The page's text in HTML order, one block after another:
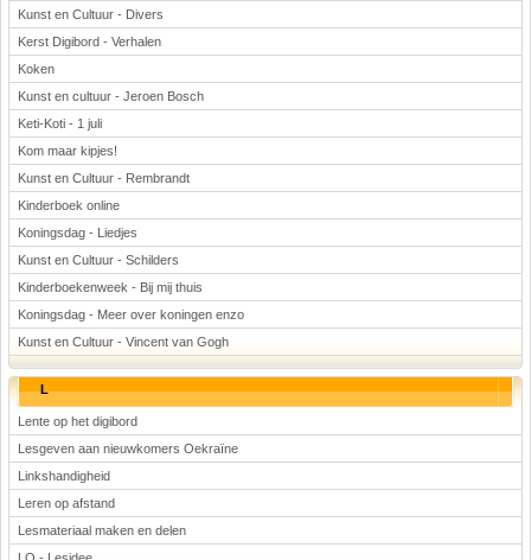
Kunst en Cultuur - Divers
Kerst Digibord - Verhalen
Koken
Kunst en cultuur - Jeroen Bosch
Keti-Koti - 1 juli
Kom maar kipjes!
Kunst en Cultuur - Rembrandt
Kinderboek online
Koningsdag - Liedjes
Kunst en Cultuur - Schilders
Kinderboekenweek - Bij mij thuis
Koningsdag - Meer over koningen enzo
Kunst en Cultuur - Vincent van Gogh
L
Lente op het digibord
Lesgeven aan nieuwkomers Oekraïne
Linkshandigheid
Leren op afstand
Lesmateriaal maken en delen